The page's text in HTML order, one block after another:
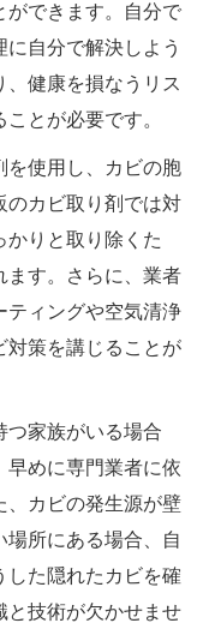
ができます。自分で
自分で解決しよう
、健康を損なうリス
とが必要です。
を使用し、カビの胞
のカビ取り剤では対
かりと取り除くた
ます。さらに、業者
ティングや空気清浄
対策を講じることが
つ家族がいる場合
早めに専門業者に依
、カビの発生源が壁
所にある場合、自
した隠れたカビを確
と技術が欠かせませ